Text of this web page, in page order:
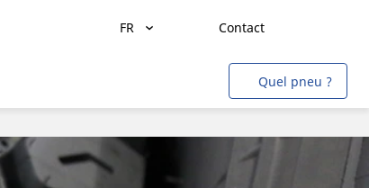
FR Contact
Transport de marchandises
Transport de personnes
Agriculture
Construction & Industrie
Quel pneu ?